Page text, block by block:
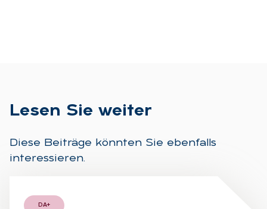
Le­sen Sie wei­ter
Diese Beiträge könnten Sie ebenfalls
interessieren.
DA+